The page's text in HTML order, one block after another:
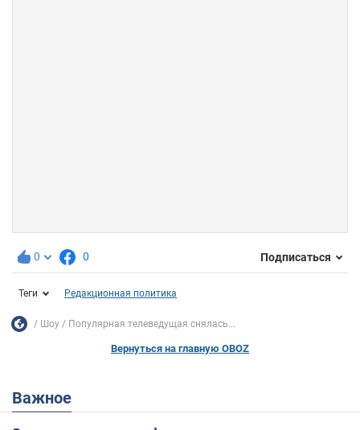
0 0 Подписаться
Теги Редакционная политика
Шоу Популярная телеведущая снялась...
Вернуться на главную OBOZ
Важное